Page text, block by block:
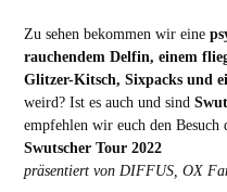
Zu sehen bekommen wir eine
rauchendem Delfin, einem
Glitzer-Kitsch, Sixpacks und
weird? Ist es auch und sind
empfehlen wir euch den Besuch
Swutscher Tour 2022
präsentiert von DIFFUS, OX